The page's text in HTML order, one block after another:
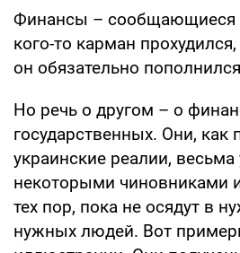
Финансы – сообщающиеся
кого-то карман прохудился,
он обязательно
Но речь о другом – о
государственных. Они, как
украинские реалии,
некоторыми чиновниками
тех пор, пока не осядут в
нужных людей. Вот